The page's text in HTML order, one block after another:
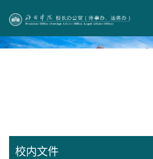
校内文件